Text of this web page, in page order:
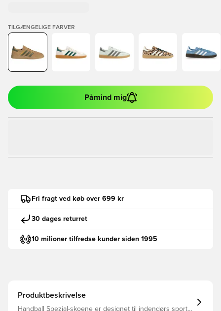
TILGÆNGELIGE FARVER
Påmind mig
Fri fragt ved køb over 699 kr
30 dages returret
10 milioner tilfredse kunder siden 1995
Produktbeskrivelse
Handball Spezial-skoene er designet til indendørs sport i